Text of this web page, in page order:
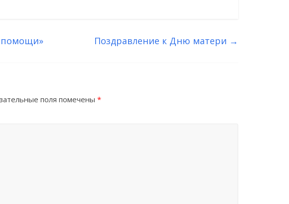
помощи» Поздравление к Дню матери →
поля помечены *